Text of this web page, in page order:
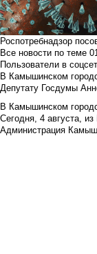
Роспотребнадзор
Все новости по теме
Пользователи в
В Камышинском
Депутату Госдумы
В Камышинском
Сегодня, 4 августа,
Администрация